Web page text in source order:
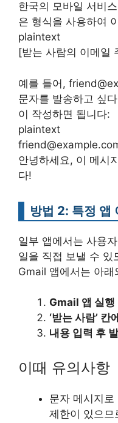
한국의 모바일 서비
은 형식을 사용하여
plaintext
[받는 사람의 이메일
예를 들어,
문자를 발송하고 싶
이 작성하면 됩니다:
plaintext
안녕하세요, 이 메시
다!
방법 2: 특정 앱
일부 앱에서는 사용
일을 직접 보낼 수 있
Gmail 앱에서는 아
Gmail 앱 실행
‘받는 사람’ 칸
내용 입력 후
이때 유의사항
문자 메시지로
제한이 있으므